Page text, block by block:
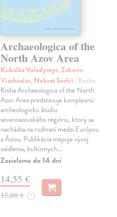
Archaeologica of the
North Azov Area
Kubalka Volodymyr, Zabavin
Viacheslav, Nebrat Serhii | Kniha
Kniha Archaeologica of the North
Azov Area predstavuje komplexnú
archeologickú štúdiu
severoazovského regiónu, ktorý sa
nachádza na rozhraní medzi Európou
a Áziou. Publikácia mapuje vývoj
osídlenia, kultúrnych…
Zasielame do 14 dní
14,55 €
15,00 € ?